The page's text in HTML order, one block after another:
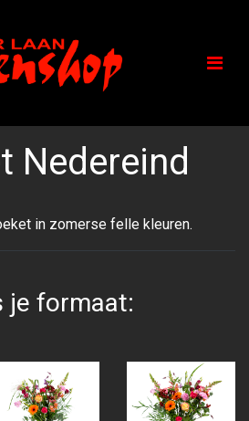
Nedereind
in zomerse felle kleuren.
je formaat: